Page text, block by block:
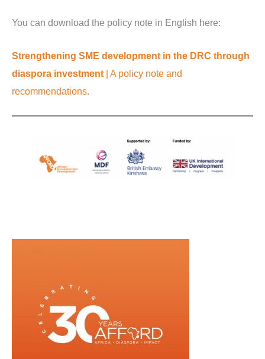
You can download the policy note in English here:
Strengthening SME development in the DRC through
diaspora investment | A policy note and
recommendations.